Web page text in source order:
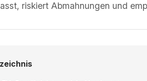
riskiert Abmahnungen und